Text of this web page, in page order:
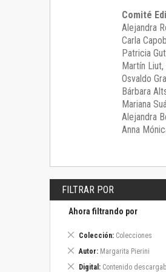
Comité
Alejandra
Carla
Patricia
Martín Liut,
Osvaldo
Bárbara
Mariana
Alejandra
Anna
FILTRAR POR
Ahora filtrando por
Colección Colecciones
Eliminar
artículo
Autor Margarita Pierini
Eliminar
artículo
Digital Contenido
Eliminar